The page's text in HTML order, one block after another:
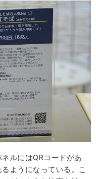
ルにはQRコードがあ
ようになっている。こ